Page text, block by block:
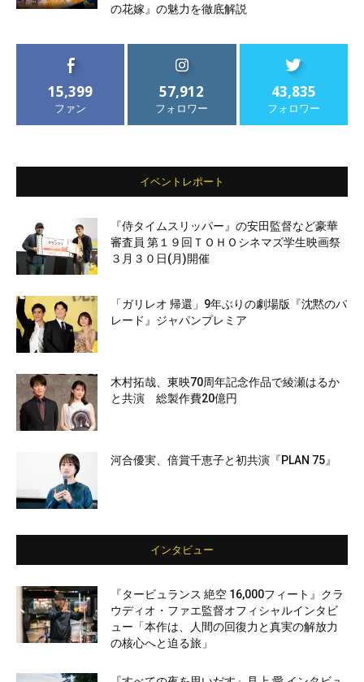
の花嫁』の魅力を徹底解説
15,399
ファン
57,912
フォロワー
43,835
フォロワー
イベントレポート
『侍タイムスリッパー』の安田監督など豪華
審査員 第１９回ＴＯＨＯシネマズ学生映画祭
３月３０日(月)開催
「ガリレオ 帰還」9年ぶりの劇場版『沈黙のパ
レード』ジャパンプレミア
木村拓哉、東映70周年記念作品で綾瀬はるか
と共演 総製作費20億円
河合優実、倍賞千恵子と初共演『PLAN 75』
インタビュー
『タービュランス 絶空 16,000フィート』クラ
ウディオ・ファエ監督オフィシャルインタビ
ュー「本作は、人間の回復力と真実の解放力
の核心へと迫る旅」